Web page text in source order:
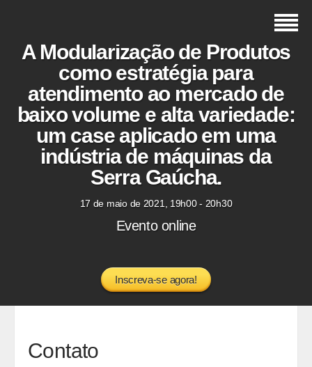
A Modularização de Produtos
como estratégia para
atendimento ao mercado de
baixo volume e alta variedade:
um case aplicado em uma
indústria de máquinas da
Serra Gaúcha.
17 de maio de 2021, 19h00 - 20h30
Evento online
Inscreva-se agora!
Contato